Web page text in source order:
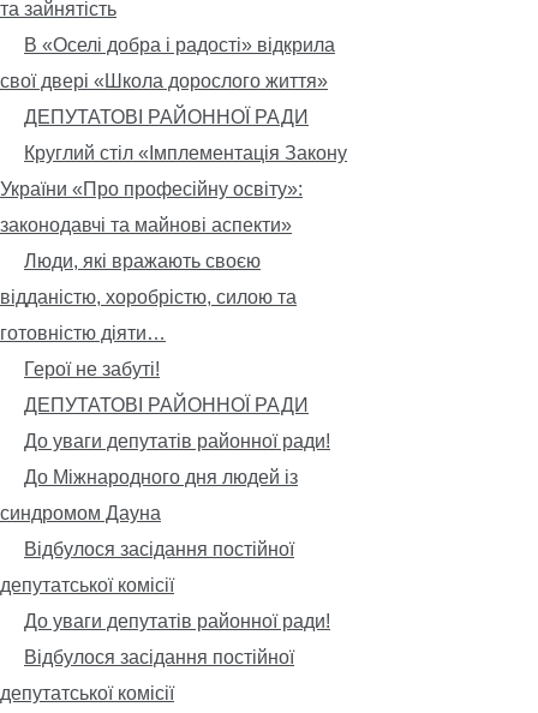
та зайнятість
В «Оселі добра і радості» відкрила
свої двері «Школа дорослого життя»
ДЕПУТАТОВІ РАЙОННОЇ РАДИ
Круглий стіл «Імплементація Закону
України «Про професійну освіту»:
законодавчі та майнові аспекти»
Люди, які вражають своєю
відданістю, хоробрістю, силою та
готовністю діяти…
Герої не забуті!
ДЕПУТАТОВІ РАЙОННОЇ РАДИ
До уваги депутатів районної ради!
До Міжнародного дня людей із
синдромом Дауна
Відбулося засідання постійної
депутатської комісії
До уваги депутатів районної ради!
Відбулося засідання постійної
депутатської комісії